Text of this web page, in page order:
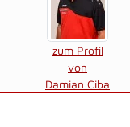
zum Profil
von
Damian Ciba